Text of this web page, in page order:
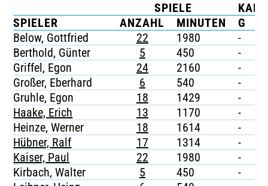
TICKETING
SPIELE
SPIELER
ANZAHL MINUTEN G
Below, Gottfried
22 1980 -
Berthold, Günter
5 450 -
Griffel, Egon
24 2160 -
Großer, Eberhard
6 540 -
Gruhle, Egon
18 1429 -
Haake, Erich
13 1170 -
Heinze, Werner
18 1614 -
Hübner, Ralf
17 1314 -
Kaiser, Paul
22 1980 -
Kirbach, Walter
5 450 -